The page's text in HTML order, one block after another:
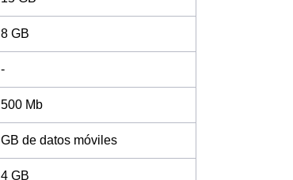
8 GB
-
500 Mb
GB de datos móviles
4 GB